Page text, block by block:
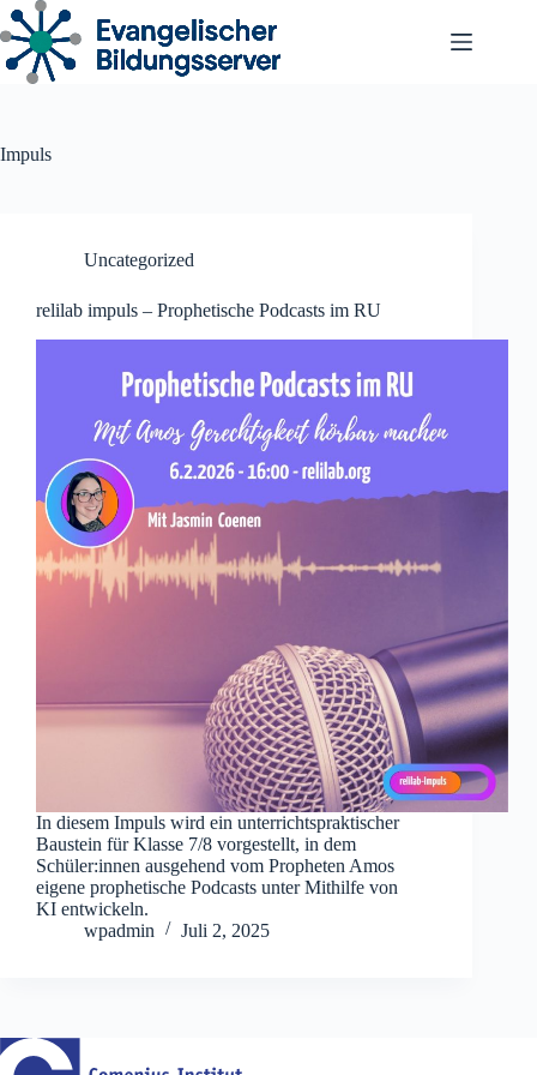
Zum
Inhalt
springen
Impuls
Uncategorized
relilab impuls – Prophetische Podcasts im RU
In diesem Impuls wird ein unterrichtspraktischer
Baustein für Klasse 7/8 vorgestellt, in dem
Schüler:innen ausgehend vom Propheten Amos
eigene prophetische Podcasts unter Mithilfe von
KI entwickeln.
wpadmin
Juli 2, 2025